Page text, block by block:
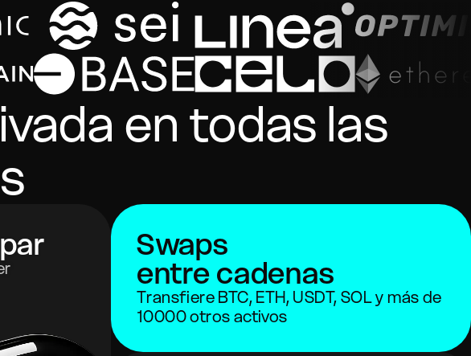
en todas las
Swaps
entre cadenas
Transfiere BTC, ETH, USDT, SOL y más de
10000 otros activos